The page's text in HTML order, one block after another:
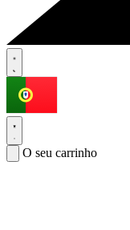
O seu carrinho